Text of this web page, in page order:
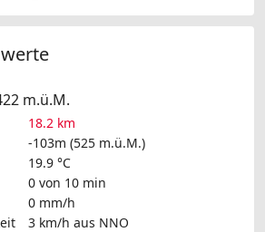
m.ü.M.
18.2 km
-103m (525 m.ü.M.)
19.9 °C
0 von 10 min
0 mm/h
3 km/h aus NNO